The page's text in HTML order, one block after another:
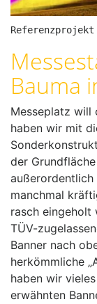
i
o
s
Referenzprojekt
Bauma
Messeplatz will
haben wir mit
der
außerordentlich
manchmal
rasch eingeholt
TÜV-
Banner nach
herkömmliche
haben wir
erwähnten